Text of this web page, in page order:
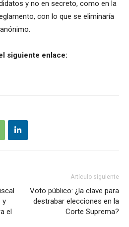
y no en secreto, como en la
con lo que se eliminaría
siguiente enlace:
y
el
Artículo siguiente
Voto público: ¿la clave para
destrabar elecciones en la
Corte Suprema?